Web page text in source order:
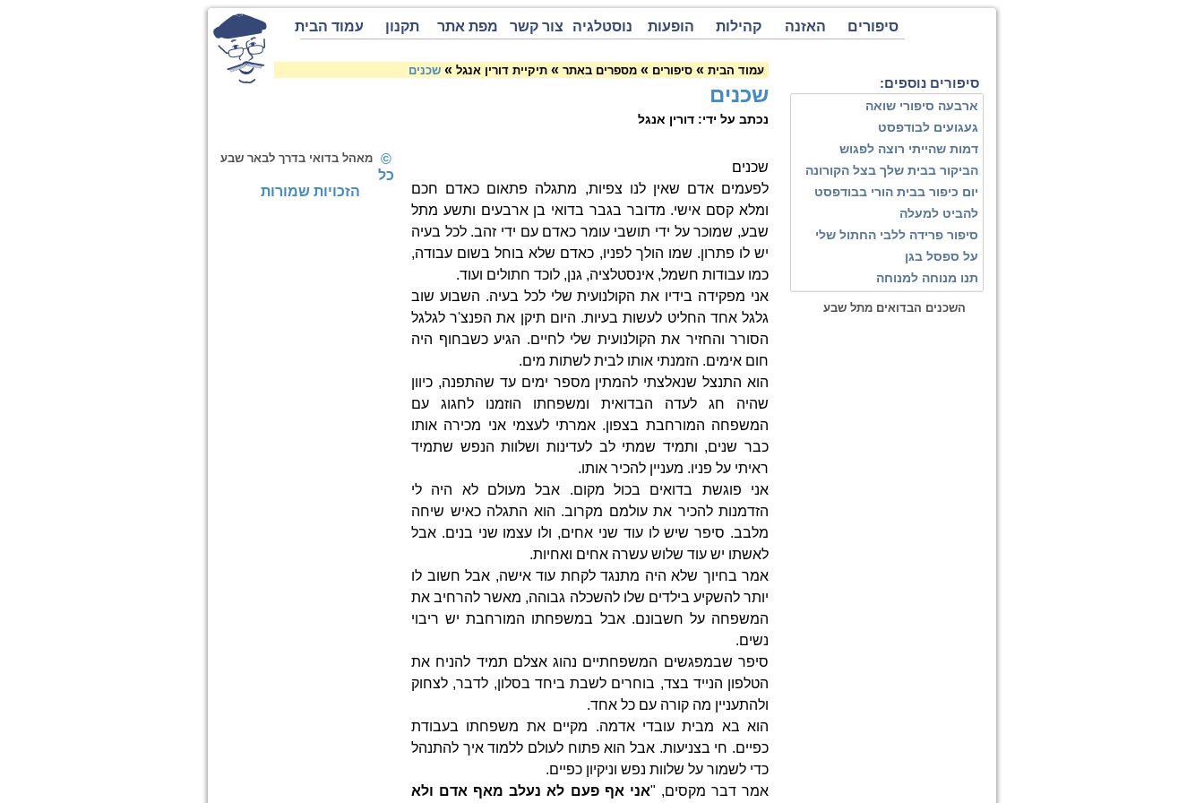
סיפורים האזנה קהילות הופעות נוסטלגיה צור קשר מפת אתר תקנון עמוד הבית
סיפורים נוספים:
ארבעה סיפורי שואה
געגועים לבודפסט
דמות שהייתי רוצה לפגוש
הביקור בבית שלך בצל הקורונה
יום כיפור בבית הורי בבודפסט
להביט למעלה
סיפור פרידה ללבי החתול שלי
על ספסל בגן
תנו מנוחה למנוחה
השכנים הבדואים מתל שבע
עמוד הבית » סיפורים » מספרים באתר » תיקיית דורין אנגל » שכנים
שכנים
נכתב על ידי: דורין אנגל
שכנים
לפעמים אדם שאין לנו צפיות, מתגלה פתאום כאדם חכם
ומלא קסם אישי. מדובר בגבר בדואי בן ארבעים ותשע מתל
שבע, שמוכר על ידי תושבי עומר כאדם עם ידי זהב. לכל בעיה
יש לו פתרון. שמו הולך לפניו, כאדם שלא בוחל בשום עבודה,
כמו עבודות חשמל, אינסטלציה, גנן, לוכד חתולים ועוד.
אני מפקידה בידיו את הקולנועית שלי לכל בעיה. השבוע שוב
גלגל אחד החליט לעשות בעיות. היום תיקן את הפנצ'ר לגלגל
הסורר והחזיר את הקולנועית שלי לחיים. הגיע כשבחוף היה
חום אימים. הזמנתי אותו לבית לשתות מים.
הוא התנצל שנאלצתי להמתין מספר ימים עד שהתפנה, כיוון
שהיה חג לעדה הבדואית ומשפחתו הוזמנו לחגוג עם
המשפחה המורחבת בצפון. אמרתי לעצמי אני מכירה אותו
כבר שנים, ותמיד שמתי לב לעדינות ושלוות הנפש שתמיד
ראיתי על פניו. מעניין להכיר אותו.
אני פוגשת בדואים בכול מקום. אבל מעולם לא היה לי
הזדמנות להכיר את עולמם מקרוב. הוא התגלה כאיש שיחה
מלבב. סיפר שיש לו עוד שני אחים, ולו עצמו שני בנים. אבל
לאשתו יש עוד שלוש עשרה אחים ואחיות.
אמר בחיוך שלא היה מתנגד לקחת עוד אישה, אבל חשוב לו
יותר להשקיע בילדים שלו להשכלה גבוהה, מאשר להרחיב את
המשפחה על חשבונם. אבל במשפחתו המורחבת יש ריבוי
נשים.
סיפר שבמפגשים המשפחתיים נהוג אצלם תמיד להניח את
הטלפון הנייד בצד, בוחרים לשבת ביחד בסלון, לדבר, לצחוק
ולהתעניין מה קורה עם כל אחד.
הוא בא מבית עובדי אדמה. מקיים את משפחתו בעבודת
כפיים. חי בצניעות. אבל הוא פתוח לעולם ללמוד איך להתנהל
כדי לשמור על שלוות נפש וניקיון כפיים.
אמר דבר מקסים, "אני אף פעם לא נעלב מאף אדם ולא
מאהל בדואי בדרך לבאר שבע ©
כל
הזכויות שמורות